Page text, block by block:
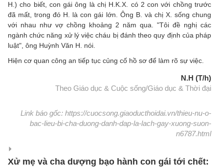
H.) cho biết, con gái ông là chị H.K.X. có 2 con với chồng trước
đã mất, trong đó H. là con gái lớn. Ông B. và chị X. sống chung
với nhau như vợ chồng khoảng 2 năm qua. "Tôi đề nghị các
ngành chức năng xử lý việc cháu bị đánh theo quy định của pháp
luật", ông Huỳnh Văn H. nói.
Hiện cơ quan công an tiếp tục củng cố hồ sơ để làm rõ sự việc.
N.H (T/h)
Theo Giáo dục & Cuộc sống/Giáo dục & Thời đại
Link báo gốc: https://cuocsong.giaoducthoidai.vn/thieu-nu-o-
bac-lieu-bi-cha-duong-danh-dap-la-lach-gay-xuong-suon-
n6787.html
Xử mẹ và cha dượng bạo hành con gái tới chết: